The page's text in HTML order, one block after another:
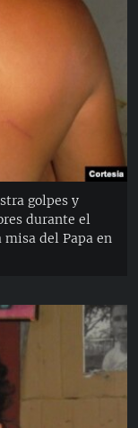
golpes y
durante el
del Papa en